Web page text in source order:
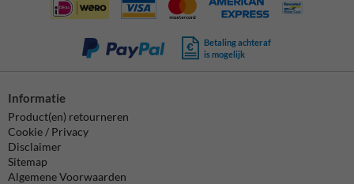
Betaling achteraf
is mogelijk
Informatie
Product(en) retourneren
Cookie / Privacy
Disclaimer
Sitemap
Algemene Voorwaarden